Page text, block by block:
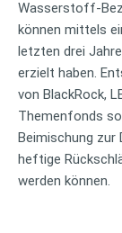
Wasserstoff-
können mittels
letzten drei
erzielt haben.
von BlackRock,
Themenfonds
Beimischung zur
heftige
werden können.